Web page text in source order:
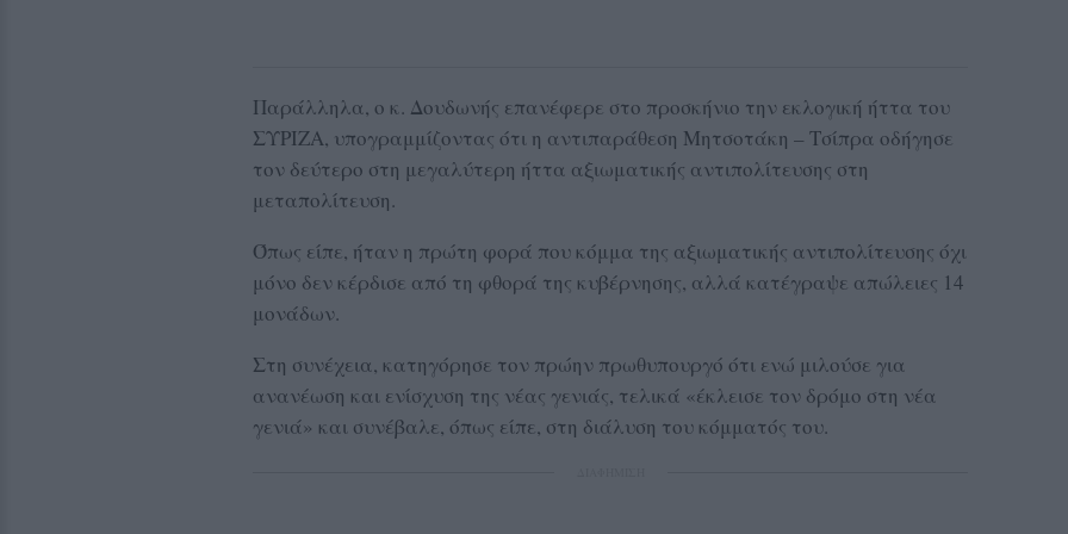
Παράλληλα, ο κ. Δουδωνής επανέφερε στο προσκήνιο την εκλογική ήττα του
ΣΥΡΙΖΑ, υπογραμμίζοντας ότι η αντιπαράθεση Μητσοτάκη – Τσίπρα οδήγησε
τον δεύτερο στη μεγαλύτερη ήττα αξιωματικής αντιπολίτευσης στη
μεταπολίτευση.
Όπως είπε, ήταν η πρώτη φορά που κόμμα της αξιωματικής αντιπολίτευσης όχι
μόνο δεν κέρδισε από τη φθορά της κυβέρνησης, αλλά κατέγραψε απώλειες 14
μονάδων.
Στη συνέχεια, κατηγόρησε τον πρώην πρωθυπουργό ότι ενώ μιλούσε για
ανανέωση και ενίσχυση της νέας γενιάς, τελικά «έκλεισε τον δρόμο στη νέα
γενιά» και συνέβαλε, όπως είπε, στη διάλυση του κόμματός του.